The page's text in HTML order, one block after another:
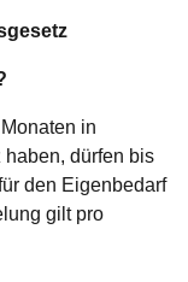
in
dürfen bis
den Eigenbedarf
gilt pro